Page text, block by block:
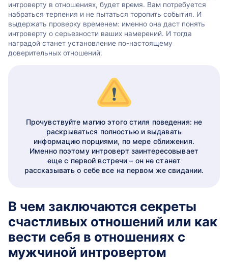
интроверту в отношениях, будет время. Вам потребуется
набраться терпения и не пытаться торопить события. И
выдержать проверку временем: именно она даст понять
интроверту о серьезности ваших намерений. И тогда
наградой станет установление по-настоящему
доверительных отношений.
Прочувствуйте магию этого стиля поведения: не
раскрываться полностью и выдавать
информацию порциями, по мере сближения.
Именно поэтому интроверт заинтересовывает
еще с первой встречи – он не станет
рассказывать о себе все на первом же свидании.
В чем заключаются секреты
счастливых отношений или как
вести себя в отношениях с
мужчиной интровертом